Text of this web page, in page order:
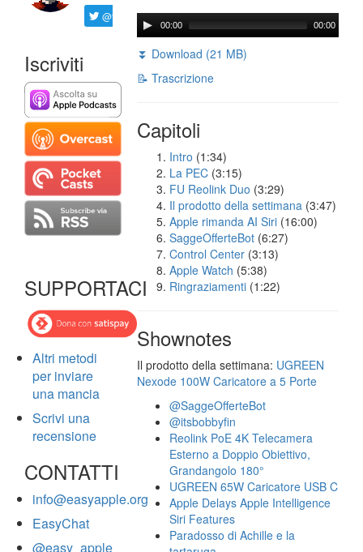
@ftrava
Iscriviti
SUPPORTACI
Altri metodi
per inviare
una mancia
Scrivi una
recensione
CONTATTI
info@easyapple.org
EasyChat
@easy_apple
00:00 00:00
⏬ Download (21 MB)
📝 Trascrizione
Capitoli
Intro (1:34)
La PEC (3:15)
FU Reolink Duo (3:29)
Il prodotto della settimana (3:47)
Apple rimanda AI Siri (16:00)
SaggeOfferteBot (6:27)
Control Center (3:13)
Apple Watch (5:38)
Ringraziamenti (1:22)
Shownotes
Il prodotto della settimana: UGREEN
Nexode 100W Caricatore a 5 Porte
@SaggeOfferteBot
@itsbobbyfin
Reolink PoE 4K Telecamera
Esterno a Doppio Obiettivo,
Grandangolo 180°
UGREEN 65W Caricatore USB C
Apple Delays Apple Intelligence
Siri Features
Paradosso di Achille e la